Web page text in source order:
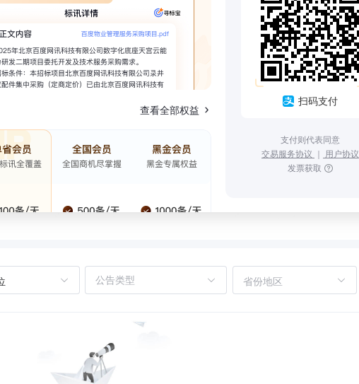
查看全部权益
扫码支付
支付则代表同意
交易服务协议 ｜ 用户协议
发票获取
省份地区